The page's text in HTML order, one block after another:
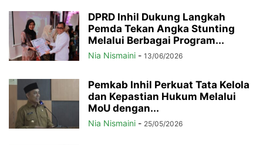
DPRD Inhil Dukung Langkah
Pemda Tekan Angka Stunting
Melalui Berbagai Program...
Nia Nismaini - 13/06/2026
Pemkab Inhil Perkuat Tata Kelola
dan Kepastian Hukum Melalui
MoU dengan...
Nia Nismaini - 25/05/2026